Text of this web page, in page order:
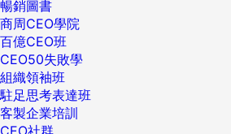
暢銷圖書
商周CEO學院
百億CEO班
CEO50失敗學
組織領袖班
駐足思考表達班
客製企業培訓
CEO社群